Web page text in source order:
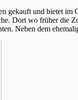
gekauft und bietet
Dort wo früher die
Neben dem